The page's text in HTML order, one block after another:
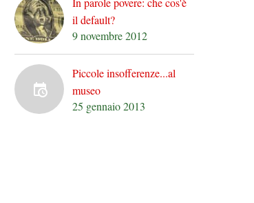
il default?
9 novembre 2012
Piccole insofferenze...al
museo
25 gennaio 2013